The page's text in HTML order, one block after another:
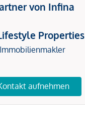
von Infina
Properties
Immobilienmakler
aufnehmen